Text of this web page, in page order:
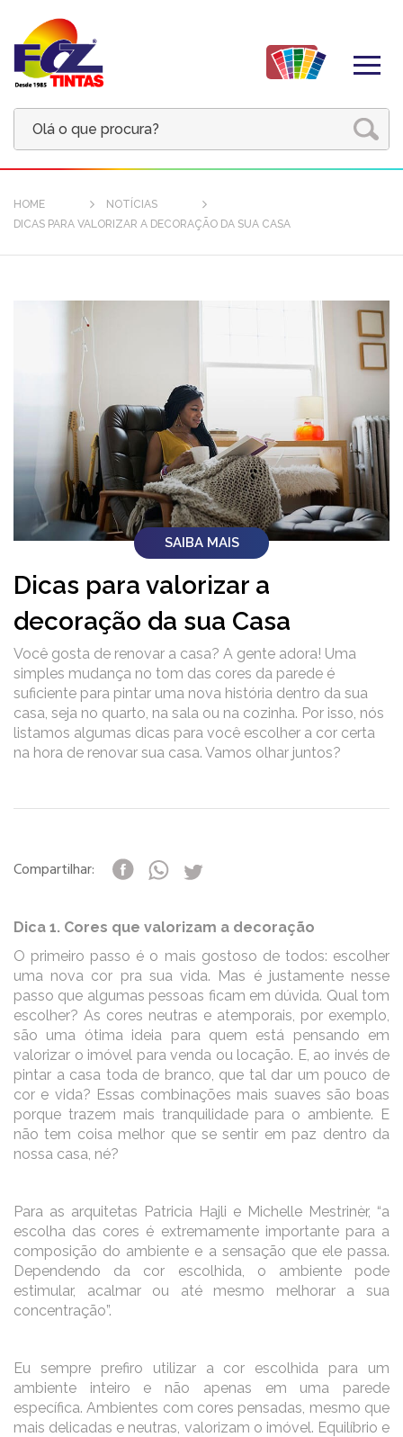
HOME
NOTÍCIAS
DICAS PARA VALORIZAR A DECORAÇÃO DA SUA CASA
SAIBA MAIS
Dicas para valorizar a
decoração da sua Casa
Você gosta de renovar a casa? A gente adora! Uma
simples mudança no tom das cores da parede é
suficiente para pintar uma nova história dentro da sua
casa, seja no quarto, na sala ou na cozinha. Por isso, nós
listamos algumas dicas para você escolher a cor certa
na hora de renovar sua casa. Vamos olhar juntos?
Compartilhar:
Dica 1. Cores que valorizam a decoração
O primeiro passo é o mais gostoso de todos: escolher
uma nova cor pra sua vida. Mas é justamente nesse
passo que algumas pessoas ficam em dúvida. Qual tom
escolher? As cores neutras e atemporais, por exemplo,
são uma ótima ideia para quem está pensando em
valorizar o imóvel para venda ou locação. E, ao invés de
pintar a casa toda de branco, que tal dar um pouco de
cor e vida? Essas combinações mais suaves são boas
porque trazem mais tranquilidade para o ambiente. E
não tem coisa melhor que se sentir em paz dentro da
nossa casa, né?
Para as arquitetas Patricia Hajli e Michelle Mestrinèr, “a
escolha das cores é extremamente importante para a
composição do ambiente e a sensação que ele passa.
Dependendo da cor escolhida, o ambiente pode
estimular, acalmar ou até mesmo melhorar a sua
concentração”.
Eu sempre prefiro utilizar a cor escolhida para um
ambiente inteiro e não apenas em uma parede
específica. Ambientes com cores pensadas, mesmo que
mais delicadas e neutras, valorizam o imóvel. Equilíbrio e